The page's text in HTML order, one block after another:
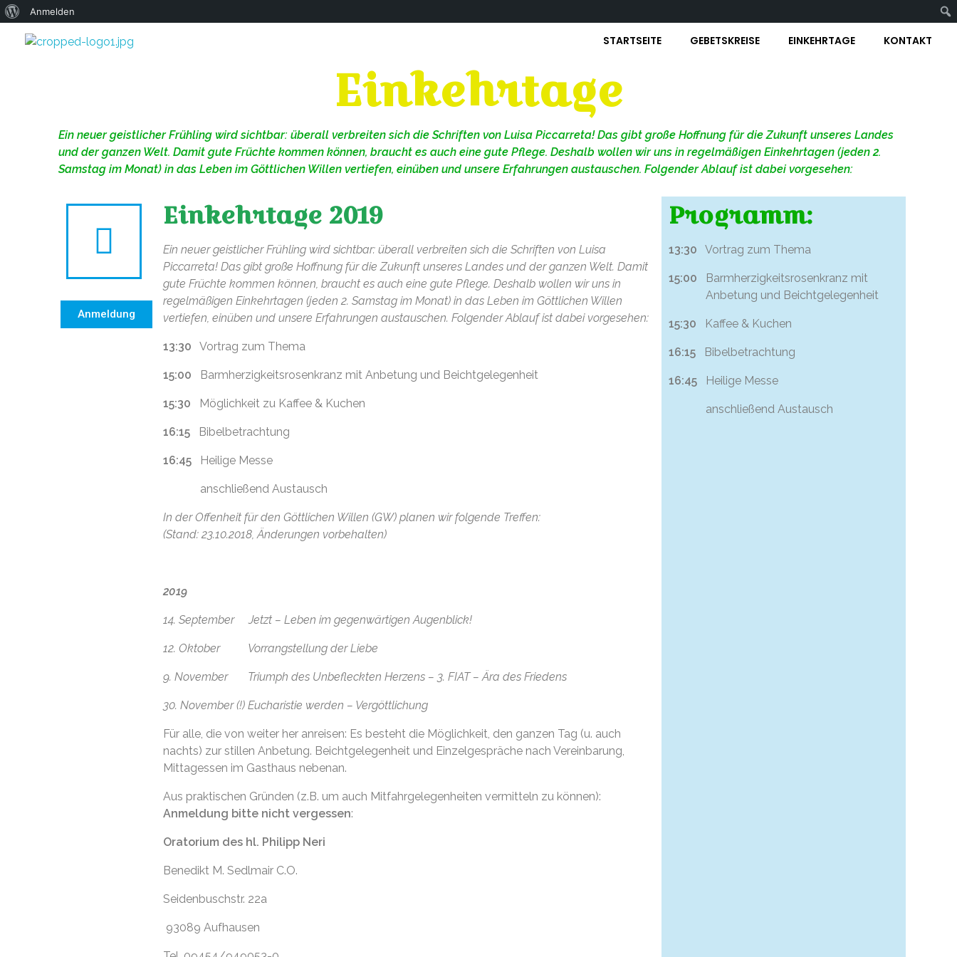
Anmelden
STARTSEITE GEBETSKREISE EINKEHRTAGE KONTAKT
Einkehrtage
Ein neuer geistlicher Frühling wird sichtbar: überall verbreiten sich die Schriften von Luisa Piccarreta! Das gibt große Hoffnung für die Zukunft unseres Landes
und der ganzen Welt. Damit gute Früchte kommen können, braucht es auch eine gute Pflege. Deshalb wollen wir uns in regelmäßigen Einkehrtagen (jeden 2.
Samstag im Monat) in das Leben im Göttlichen Willen vertiefen, einüben und unsere Erfahrungen austauschen. Folgender Ablauf ist dabei vorgesehen:
Anmeldung
Einkehrtage 2019
Ein neuer geistlicher Frühling wird sichtbar: überall verbreiten sich die Schriften von Luisa
Piccarreta! Das gibt große Hoffnung für die Zukunft unseres Landes und der ganzen Welt. Damit
gute Früchte kommen können, braucht es auch eine gute Pflege. Deshalb wollen wir uns in
regelmäßigen Einkehrtagen (jeden 2. Samstag im Monat) in das Leben im Göttlichen Willen
vertiefen, einüben und unsere Erfahrungen austauschen. Folgender Ablauf ist dabei vorgesehen:
13:30 Vortrag zum Thema
15:00 Barmherzigkeitsrosenkranz mit Anbetung und Beichtgelegenheit
15:30 Möglichkeit zu Kaffee & Kuchen
16:15 Bibelbetrachtung
16:45 Heilige Messe
anschließend Austausch
In der Offenheit für den Göttlichen Willen (GW) planen wir folgende Treffen:
(Stand: 23.10.2018, Änderungen vorbehalten)
2019
14. September Jetzt – Leben im gegenwärtigen Augenblick!
12. Oktober Vorrangstellung der Liebe
9. November Triumph des Unbefleckten Herzens – 3. FIAT – Ära des Friedens
30. November (!) Eucharistie werden – Vergöttlichung
Für alle, die von weiter her anreisen: Es besteht die Möglichkeit, den ganzen Tag (u. auch
nachts) zur stillen Anbetung. Beichtgelegenheit und Einzelgespräche nach Vereinbarung,
Mittagessen im Gasthaus nebenan.
Aus praktischen Gründen (z.B. um auch Mitfahrgelegenheiten vermitteln zu können):
Anmeldung bitte nicht vergessen:
Oratorium des hl. Philipp Neri
Benedikt M. Sedlmair C.O.
Seidenbuschstr. 22a
93089 Aufhausen
Programm:
13:30 Vortrag zum Thema
15:00
Barmherzigkeitsrosenkranz mit
Anbetung und Beichtgelegenheit
15:30 Kaffee & Kuchen
16:15 Bibelbetrachtung
16:45 Heilige Messe
anschließend Austausch